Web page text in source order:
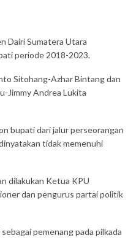
Dairi Sumatera Utara
periode 2018-2023.
Sitohang-Azhar Bintang dan
Jimmy Andrea Lukita
bupati dari jalur perseorangan
tidak memenuhi
dilakukan Ketua KPU
dan pengurus partai politik
pemenang pada pilkada